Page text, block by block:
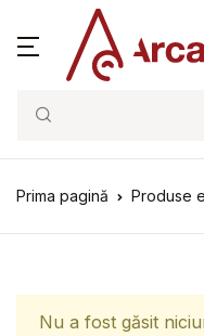
Search
Prima pagină Produse
Nu a fost găsit